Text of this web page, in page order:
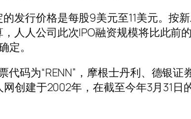
发行价格是每股9美元至11美元。按
人人公司此次IPO融资规模将比此前
。
码为“RENN”，摩根士丹利、德银证
创建于2002年，在截至今年3月31日